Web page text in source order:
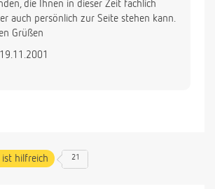
die Ihnen in dieser Zeit fachlich
auch persönlich zur Seite stehen kann.
Grüßen
hilfreich 21